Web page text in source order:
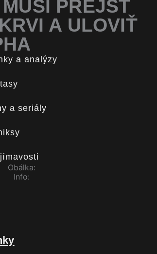
PREJSŤ
A ULOVIŤ
a analýzy
a seriály
Obálka:
Info: